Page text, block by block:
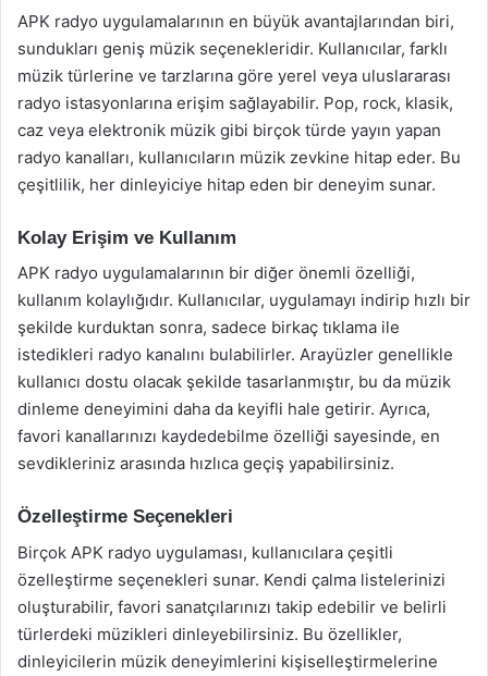
APK radyo uygulamalarının en büyük avantajlarından biri,
sundukları geniş müzik seçenekleridir. Kullanıcılar, farklı
müzik türlerine ve tarzlarına göre yerel veya uluslararası
radyo istasyonlarına erişim sağlayabilir. Pop, rock, klasik,
caz veya elektronik müzik gibi birçok türde yayın yapan
radyo kanalları, kullanıcıların müzik zevkine hitap eder. Bu
çeşitlilik, her dinleyiciye hitap eden bir deneyim sunar.
Kolay Erişim ve Kullanım
APK radyo uygulamalarının bir diğer önemli özelliği,
kullanım kolaylığıdır. Kullanıcılar, uygulamayı indirip hızlı bir
şekilde kurduktan sonra, sadece birkaç tıklama ile
istedikleri radyo kanalını bulabilirler. Arayüzler genellikle
kullanıcı dostu olacak şekilde tasarlanmıştır, bu da müzik
dinleme deneyimini daha da keyifli hale getirir. Ayrıca,
favori kanallarınızı kaydedebilme özelliği sayesinde, en
sevdikleriniz arasında hızlıca geçiş yapabilirsiniz.
Özelleştirme Seçenekleri
Birçok APK radyo uygulaması, kullanıcılara çeşitli
özelleştirme seçenekleri sunar. Kendi çalma listelerinizi
oluşturabilir, favori sanatçılarınızı takip edebilir ve belirli
türlerdeki müzikleri dinleyebilirsiniz. Bu özellikler,
dinleyicilerin müzik deneyimlerini kişiselleştirmelerine